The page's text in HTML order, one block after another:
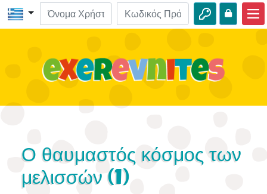
ΒΙΒΛΟ-Εξερευνήσεις
Περιπέτειες
Ο θαυμαστός κόσμος των
μελισσών (1)